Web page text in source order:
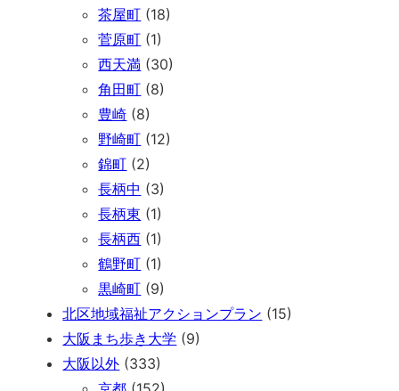
茶屋町 (18)
菅原町 (1)
西天満 (30)
角田町 (8)
豊崎 (8)
野崎町 (12)
錦町 (2)
長柄中 (3)
長柄東 (1)
長柄西 (1)
鶴野町 (1)
黒崎町 (9)
北区地域福祉アクションプラン (15)
大阪まち歩き大学 (9)
大阪以外 (333)